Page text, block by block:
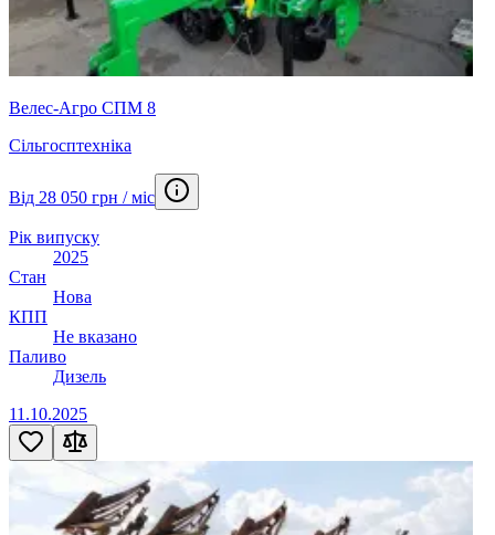
Велес-Агро СПМ 8
Сільгосптехніка
Від 28 050 грн / міс
Рік випуску
2025
Стан
Нова
КПП
Не вказано
Паливо
Дизель
11.10.2025